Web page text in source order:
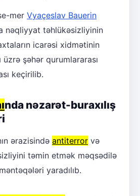
mer Vyaçeslav Bauerin
nəqliyyat təhlükəsizliyinin
icarəsi xidmətinin
üzrə şəhər qurumlararası
keçirilib.
nda nəzarət-buraxılış
ərazisində antiterror və
təmin etmək məqsədilə
yaradılıb.